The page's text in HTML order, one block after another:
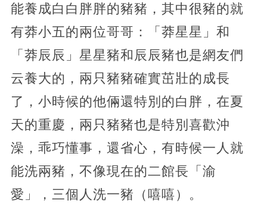
能養成白白胖胖的豬豬，其中很豬的就
有莽小五的兩位哥哥：「莽星星」和
「莽辰辰」星星豬和辰辰豬也是網友們
云養大的，兩只豬豬確實茁壯的成長
了，小時候的他倆還特別的白胖，在夏
天的重慶，兩只豬豬也是特別喜歡沖
澡，乖巧懂事，還省心，有時候一人就
能洗兩豬，不像現在的二館長「渝
愛」，三個人洗一豬（嘻嘻）。